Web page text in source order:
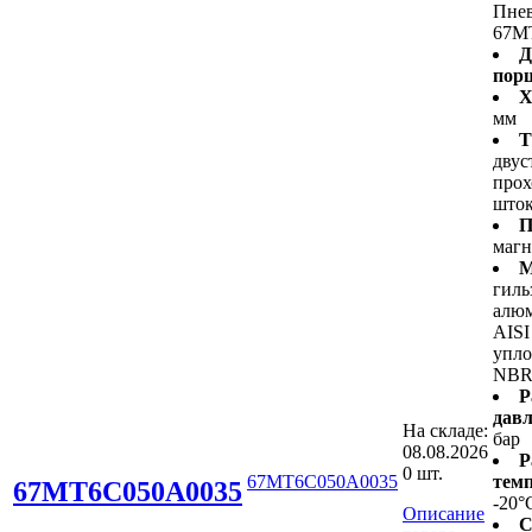
67MT6C050A0035 67MT6C050A0035
На складе:
08.08.2026
0 шт.
Описание
мм
NBR
бар
-